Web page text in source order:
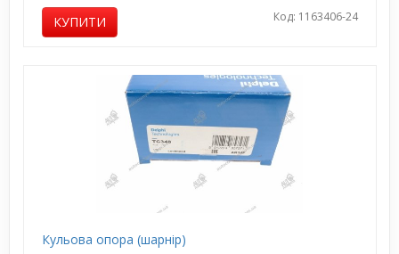
КУПИТИ Код: 1163406-24
Кульова опора (шарнір)